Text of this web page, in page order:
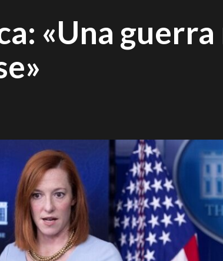
«Una